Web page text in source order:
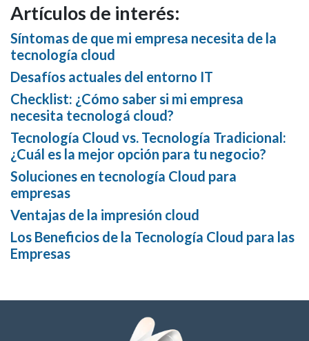
Artículos de interés:
Síntomas de que mi empresa necesita de la
tecnología cloud
Desafíos actuales del entorno IT
Checklist: ¿Cómo saber si mi empresa
necesita tecnologá cloud?
Tecnología Cloud vs. Tecnología Tradicional:
¿Cuál es la mejor opción para tu negocio?
Soluciones en tecnología Cloud para
empresas
Ventajas de la impresión cloud
Los Beneficios de la Tecnología Cloud para las
Empresas